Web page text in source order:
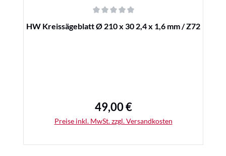
HW Kreissägeblatt Ø 210 x 30 2,4 x 1,6 mm / Z72
Regulärer Preis:
49,00 €
Preise inkl. MwSt. zzgl. Versandkosten